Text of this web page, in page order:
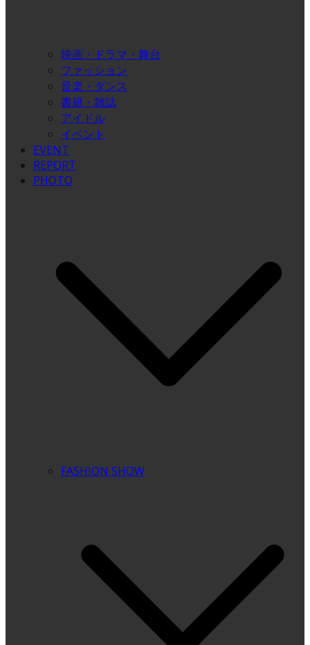
映画・ドラマ・舞台
ファッション
音楽・ダンス
書籍・雑誌
アイドル
イベント
EVENT
REPORT
PHOTO
FASHION SHOW